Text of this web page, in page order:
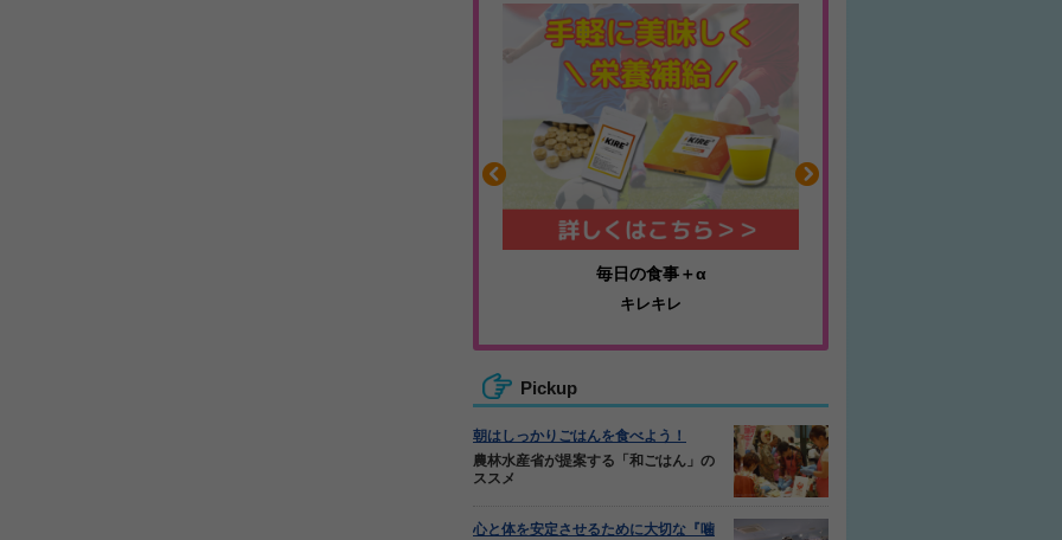
耐久性抜群のミニゴール
アルファゴール
Pickup
朝はしっかりごはんを食べよう！
農林水産省が提案する「和ごはん」の
ススメ
心と体を安定させるために大切な『噛